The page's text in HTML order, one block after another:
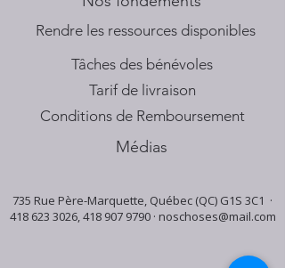
​Rendre les ressources disponibles
Tâches des bénévoles
Tarif de livraison
Conditions de Remboursement
Médias
735 Rue Père-Marquette, Québec (QC) G1S 3C1 ·
418 623 3026,418 907 9790· noschoses@mail.com